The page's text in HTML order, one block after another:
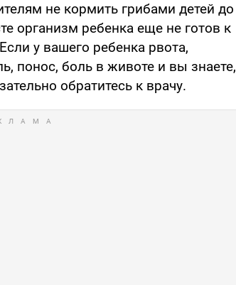
не кормить грибами детей до
организм ребенка еще не готов к
у вашего ребенка рвота,
понос, боль в животе и вы знаете,
обратитесь к врачу.